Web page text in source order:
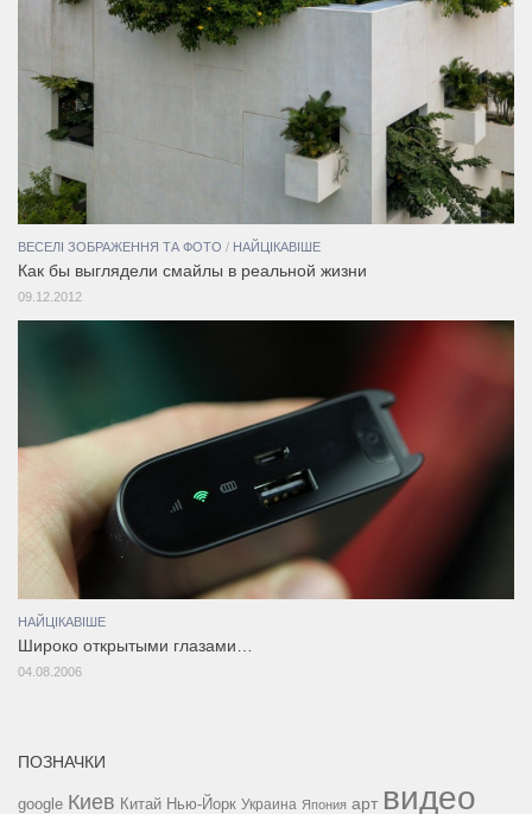
ВЕСЕЛІ ЗОБРАЖЕННЯ ТА ФОТО / НАЙЦІКАВІШЕ
Как бы выглядели смайлы в реальной жизни
09.12.2012
НАЙЦІКАВІШЕ
Широко открытыми глазами…
04.08.2006
ПОЗНАЧКИ
google Киев Китай Нью-Йорк Украина Япония арт видео